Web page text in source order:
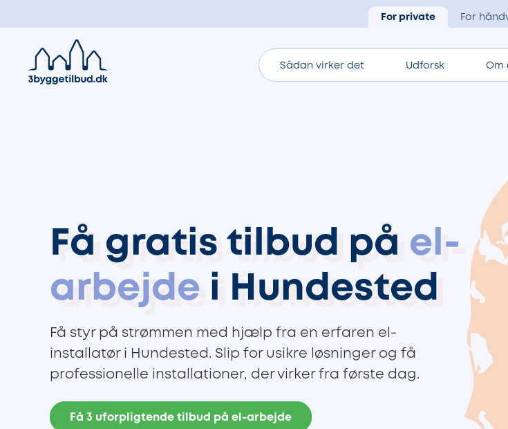
For private For
Sådan virker det Udforsk Om
Få gratis tilbud på el-
arbejde i Hundested
Få styr på strømmen med hjælp fra en erfaren el-
installatør i Hundested. Slip for usikre løsninger og få
professionelle installationer, der virker fra første dag.
Få 3 uforpligtende tilbud på el-arbejde